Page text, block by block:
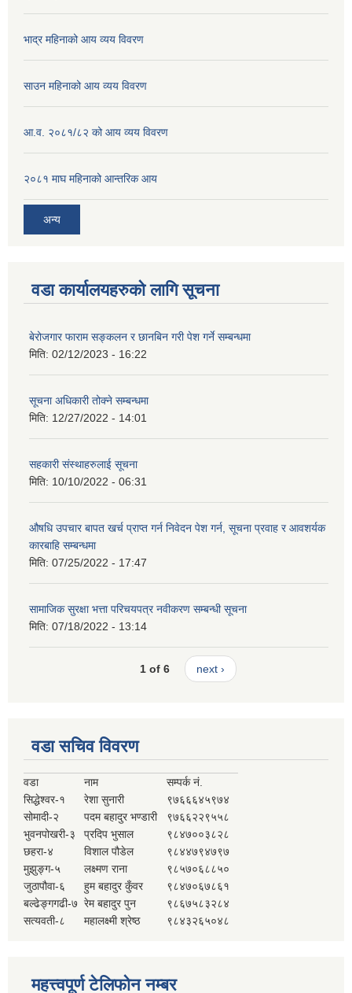
भाद्र महिनाको आय व्यय विवरण
साउन महिनाको आय व्यय विवरण
आ.व. २०८१/८२ को आय व्यय विवरण
२०८१ माघ महिनाको आन्तरिक आय
अन्य
वडा कार्यालयहरुको लागि सूचना
बेरोजगार फाराम सङ्कलन र छानबिन गरी पेश गर्ने सम्बन्धमा
मिति: 02/12/2023 - 16:22
सूचना अधिकारी तोक्ने सम्बन्धमा
मिति: 12/27/2022 - 14:01
सहकारी संस्थाहरुलाई सूचना
मिति: 10/10/2022 - 06:31
औषधि उपचार बापत खर्च प्राप्त गर्न निवेदन पेश गर्न, सूचना प्रवाह र आवशर्यक
कारबाहि सम्बन्धमा
मिति: 07/25/2022 - 17:47
सामाजिक सुरक्षा भत्ता परिचयपत्र नवीकरण सम्बन्धी सूचना
मिति: 07/18/2022 - 13:14
1 of 6 next ›
वडा सचिव विवरण
वडा नाम
सम्पर्क नं.
सिद्धेश्वर-१
रेशा सुनारी
९७६६६४५९७४
सोमादी-२
पदम बहादुर भण्डारी
९७६६२२९५५८
भुवनपोखरी-३
प्रदिप भुसाल
९८४७००३८२८
छहरा-४
विशाल पौडेल
९८४४७९४७९७
मुझुङ्ग-५
लक्ष्मण राना
९८५७०६८८५०
जुठापौवा-६
हुम बहादुर कुँवर
९८४७०६७८६१
बल्ढेङ्गगढी-७ रेम बहादुर पुन
९८६७५८३२८४
सत्यवती-८
महालक्ष्मी श्रेष्ठ ९८४३२६५०४८
महत्त्वपूर्ण टेलिफोन नम्बर